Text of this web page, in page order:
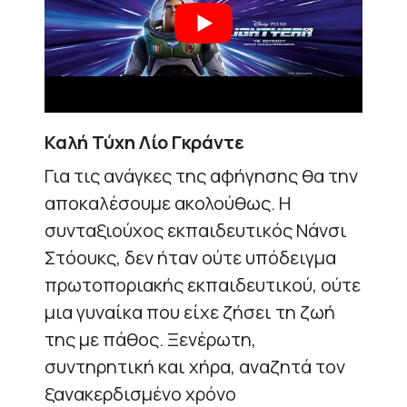
Καλή Τύχη Λίο Γκράντε
Για τις ανάγκες της αφήγησης θα την
αποκαλέσουμε ακολούθως. Η
συνταξιούχος εκπαιδευτικός Νάνσι
Στόουκς, δεν ήταν ούτε υπόδειγμα
πρωτοποριακής εκπαιδευτικού, ούτε
μια γυναίκα που είχε ζήσει τη ζωή
της με πάθος. Ξενέρωτη,
συντηρητική και χήρα, αναζητά τον
ξανακερδισμένο χρόνο